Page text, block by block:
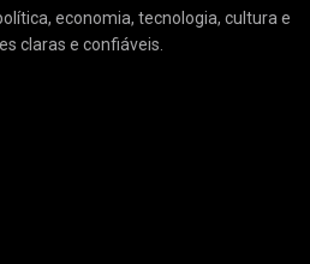
economia, tecnologia, cultura e
claras e confiáveis.